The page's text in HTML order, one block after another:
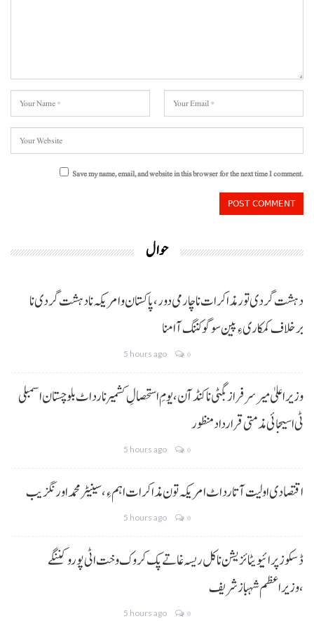
Save my name, email, and website in this browser for the next time I comment.
حوال
دہشت گردی تور مذاکرات نا چارمی دور،پاکستان و امریکہ نا دہشت گردی نا
برخلاف کمکاری ءِ پین سوگو کننگ آ امنا
5 hours ago 0
وزیراعلیٰ میر سرفراز بگٹی نا کنڈ آن،یومِ استحصالِ کشمیر نا رد اٹ بلوچستان اسمبلی
ٹی اسیجائی مذمتی قرارداد منظور
5 hours ago 0
اقتصادی اولیت آتا رد اٹ امریکہ تون مذاکرات اہم ءِ،سینیٹر محمد اورنگزیب
5 hours ago 0
ڈسکوز پرائیویٹائزیشن نا کل ریسہ غاتے پک کروک وخت اٹی پورو کننگے
،وزیراعظم شہباز شریف
5 hours ago 0